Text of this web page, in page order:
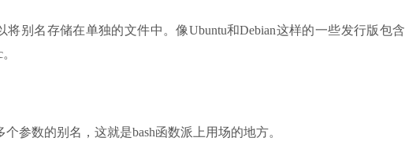
将别名存储在单独的文件中。像Ubuntu和Debian这样的一些发行版包含
参数的别名，这就是bash函数派上用场的地方。